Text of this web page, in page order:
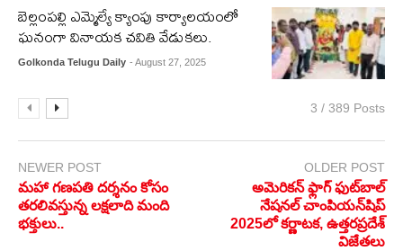
బెల్లంపల్లి ఎమ్మెల్యే క్యాంపు కార్యాలయంలో
ఘనంగా వినాయక చవితి వేడుకలు.
Golkonda Telugu Daily - August 27, 2025
3 / 389 Posts
NEWER POST
మహా గణపతి దర్శనం కోసం
తరలివస్తున్న లక్షలాది మంది
భక్తులు..
OLDER POST
అమెరికన్ ఫ్లాగ్ ఫుట్‌బాల్
నేషనల్ చాంపియన్‌షిప్
2025లో కర్ణాటక, ఉత్తరప్రదేశ్
విజేతలు